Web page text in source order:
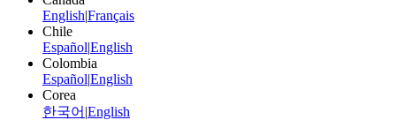
English|Français
Chile
Español|English
Colombia
Español|English
Corea
한국어 |English